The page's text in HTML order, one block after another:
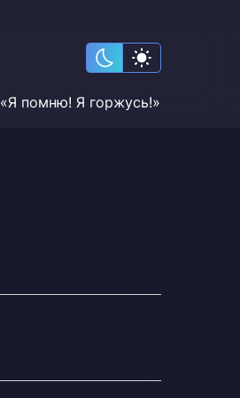
«Я помню! Я горжусь!»